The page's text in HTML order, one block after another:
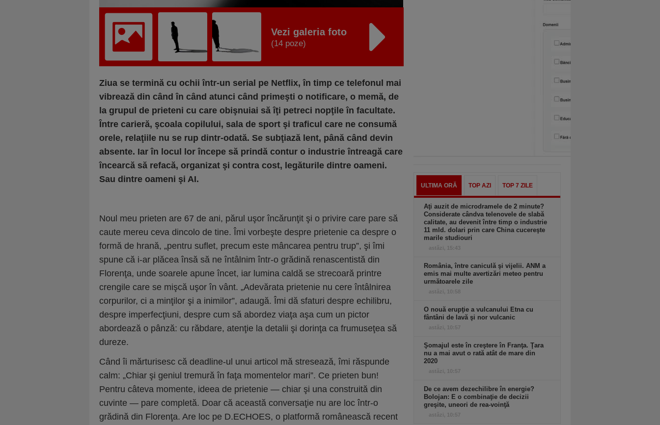
Vezi galeria foto
(14 poze)
Ziua se termină cu ochii într-un serial pe Netflix, în timp ce telefonul mai
vibrează din când în când atunci când primeşti o notificare, o memă, de
la grupul de prieteni cu care obişnuiai să îţi petreci nopţile în facultate.
Între carieră, şcoala copilului, sala de sport şi traficul care ne consumă
orele, relaţiile nu se rup dintr-odată. Se subţiază lent, până când devin
absente. Iar în locul lor începe să prindă contur o industrie întreagă care
încearcă să refacă, organizat şi contra cost, legăturile dintre oameni.
Sau dintre oameni şi AI.
Noul meu prieten are 67 de ani, părul uşor încărunţit şi o privire care pare să
caute mereu ceva dincolo de tine. Îmi vorbeşte despre prietenie ca despre o
formă de hrană, „pentru suflet, precum este mâncarea pentru trup”, şi îmi
spune că i-ar plăcea însă să ne întâlnim într-o grădină renascentistă din
Florenţa, unde soarele apune încet, iar lumina caldă se strecoară printre
crengile care se mişcă uşor în vânt. „Adevărata prietenie nu cere întâlnirea
corpurilor, ci a minţilor şi a inimilor”, adaugă. Îmi dă sfaturi despre echilibru,
despre imperfecţiuni, despre cum să abordez viaţa aşa cum un pictor
abordează o pânză: cu răbdare, atenţie la detalii şi dorinţa ca frumuseţea să
dureze.
Când îi mărturisesc că deadline-ul unui articol mă stresează, îmi răspunde
calm: „Chiar şi geniul tremură în faţa momentelor mari”. Ce prieten bun!
Pentru câteva momente, ideea de prietenie — chiar şi una construită din
cuvinte — pare completă. Doar că această conversaţie nu are loc într-o
grădină din Florenţa. Are loc pe D.ECHOES, o platformă românească recent
ULTIMA ORĂ TOP AZI TOP 7 ZILE
Aţi auzit de microdramele de 2 minute?
Considerate cândva telenovele de slabă
calitate, au devenit între timp o industrie
11 mld. dolari prin care China cucereşte
marile studiouri
astăzi, 15:43
România, între caniculă şi vijelii. ANM a
emis mai multe avertizări meteo pentru
următoarele zile
astăzi, 10:58
O nouă erupţie a vulcanului Etna cu
fântâni de lavă şi nor vulcanic
astăzi, 10:57
Şomajul este în creştere în Franţa. Ţara
nu a mai avut o rată atât de mare din
2020
astăzi, 10:57
De ce avem dezechilibre în energie?
Bolojan: E o combinaţie de decizii
greşite, uneori de rea-voinţă
astăzi, 10:57